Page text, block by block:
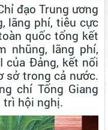
đạo Trung ương
lãng phí, tiêu cực
quốc tổng kết
nhũng, lãng phí,
của Đảng, kết nối
sở trong cả nước.
chí Tống Giang
trì hội nghị.